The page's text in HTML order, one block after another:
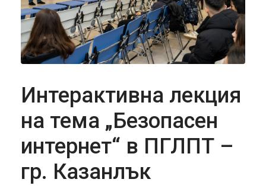
Интерактивна лекция
на тема „Безопасен
интернет“ в ПГЛПТ –
гр. Казанлък